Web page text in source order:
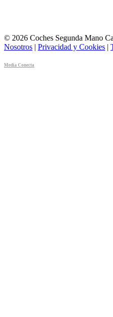
© 2026 Coches Segunda Mano
Nosotros | Privacidad y Cookies |
Media Conecta